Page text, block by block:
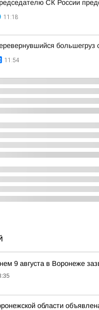
СК России
11:18
11:54
9 августа в Воронеже
области